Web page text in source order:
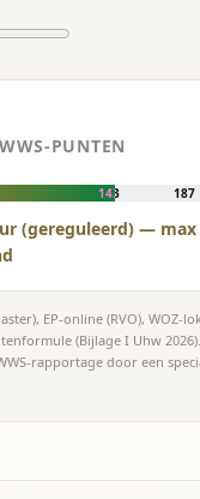
PUNTEN
143 187
(gereguleerd) — max
EP-online (RVO), WOZ-
(Bijlage I Uhw
rapportage door een